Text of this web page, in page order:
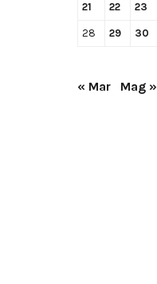
21 22 23
28 29 30
« Mar Mag »